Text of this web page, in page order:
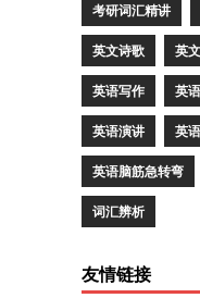
考研词汇精讲
英文诗歌 英
英语写作 英
英语演讲 英
英语脑筋急转弯
词汇辨析
友情链接